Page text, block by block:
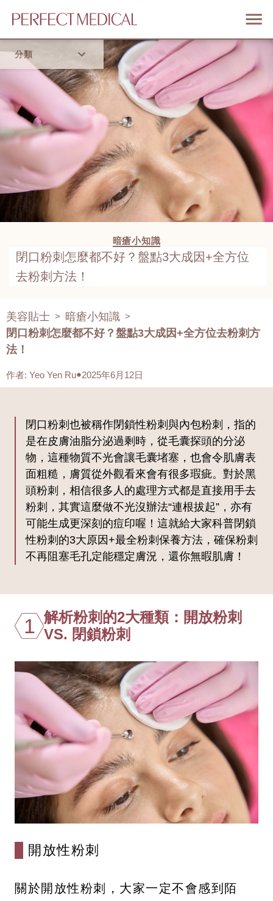
分類
首頁
流行趨勢
暗瘡小知識
閉口粉刺怎麼都不好？盤點3大成因+全方位
去粉刺方法！
美容貼士 > 暗瘡小知識 >
閉口粉刺怎麼都不好？盤點3大成因+全方位去粉刺方
法！
作者: Yeo Yen Ru 2025年6月12日
閉口粉刺也被稱作閉鎖性粉刺與內包粉刺，指的
是在皮膚油脂分泌過剩時，從毛囊探頭的分泌
物，這種物質不光會讓毛囊堵塞，也會令肌膚表
面粗糙，膚質從外觀看來會有很多瑕疵。對於黑
頭粉刺，相信很多人的處理方式都是直接用手去
粉刺，其實這麼做不光沒辦法“連根拔起”，亦有
可能生成更深刻的痘印喔！這就給大家科普閉鎖
性粉刺的3大原因+最全粉刺保養方法，確保粉刺
不再阻塞毛孔定能穩定膚況，還你無暇肌膚！
1 解析粉刺的2大種類：開放粉刺
VS. 閉鎖粉刺
開放性粉刺
關於開放性粉刺，大家一定不會感到陌